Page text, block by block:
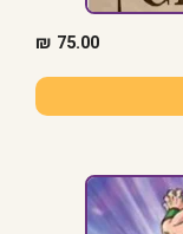
75.00
₪